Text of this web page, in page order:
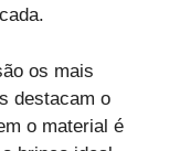
os mais
destacam o
o material é